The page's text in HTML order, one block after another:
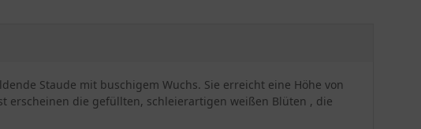
Schleierkraut liebt die Sonne, lässt sich jedoch
auch als Schnittpflanze in den eigenen vier
Wänden einsetzen.
Staude mit buschigem Wuchs. Sie erreicht eine Höhe von
erscheinen die gefüllten, schleierartigen weißen Blüten , die